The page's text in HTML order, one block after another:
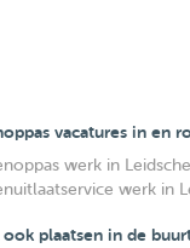
vacatures in en
werk in
werk in
plaatsen in de